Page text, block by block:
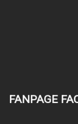
FANPAGE